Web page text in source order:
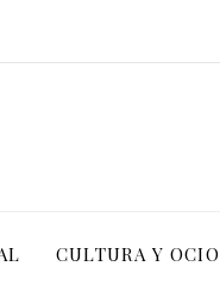
CULTURA Y OCIO